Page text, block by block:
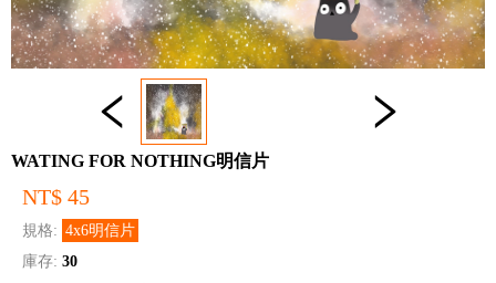
WATING FOR NOTHING明信片
NT$ 45
規格: 4x6明信片
庫存: 30